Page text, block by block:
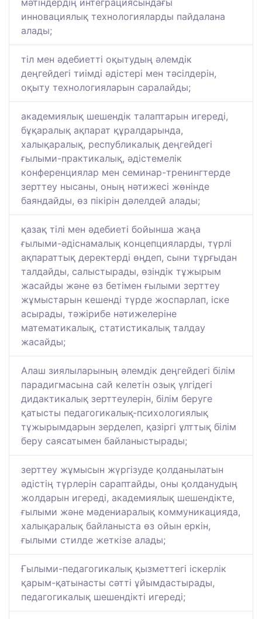
мәтіндердің интеграциясындағы
инновациялық технологияларды пайдалана
алады;
тіл мен әдебиетті оқытудың әлемдік
деңгейдегі тиімді әдістері мен тәсілдерін,
оқыту технологияларын саралайды;
академиялық шешендік талаптарын игереді,
бұқаралық ақпарат құралдарында,
халықаралық, республикалық деңгейдегі
ғылыми-практикалық, әдістемелік
конференциялар мен семинар-тренингтерде
зерттеу нысаны, оның нәтижесі жөнінде
баяндайды, өз пікірін дәлелдей алады;
қазақ тілі мен әдебиеті бойынша жаңа
ғылыми-әдіснамалық концепцияларды, түрлі
ақпараттық деректерді өңдеп, сыни тұрғыдан
талдайды, салыстырады, өзіндік тұжырым
жасайды және өз бетімен ғылыми зерттеу
жұмыстарын кешенді түрде жоспарлап, іске
асырады, тәжірибе нәтижелеріне
математикалық, статистикалық талдау
жасайды;
Алаш зиялыларының әлемдік деңгейдегі білім
парадигмасына сай келетін озық үлгідегі
дидактикалық зерттеулерін, білім беруге
қатысты педагогикалық-психологиялық
тұжырымдарын зерделеп, қазіргі ұлттық білім
беру саясатымен байланыстырады;
зерттеу жұмысын жүргізуде қолданылатын
әдістің түрлерін сараптайды, оны қолданудың
жолдарын игереді, академиялық шешендікте,
ғылыми және мәдениаралық коммуникацияда,
халықаралық байланыста өз ойын еркін,
ғылыми стилде жеткізе алады;
Ғылыми-педагогикалық қызметтегі іскерлік
қарым-қатынасты сәтті ұйымдастырады,
педагогикалық шешендікті игереді;